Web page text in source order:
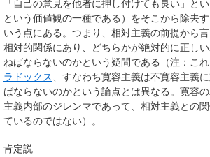
「自己の意見を他者に押し付けても良い」と
という価値観の一種である）をそこから除去
いう点にある。つまり、相対主義の前提から
相対的関係にあり、どちらかが絶対的に正し
ねばならないのかという疑問である（注：こ
ラドックス、すなわち寛容主義は不寛容主義
ばならないのかという論点とは異なる。寛容
主義内部のジレンマであって、相対主義との
ているのではない）。
肯定説